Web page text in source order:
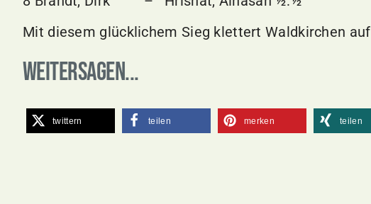
Mit diesem glücklichem Sieg klettert Waldkirchen auf
Weitersagen...
twittern teilen merken teilen